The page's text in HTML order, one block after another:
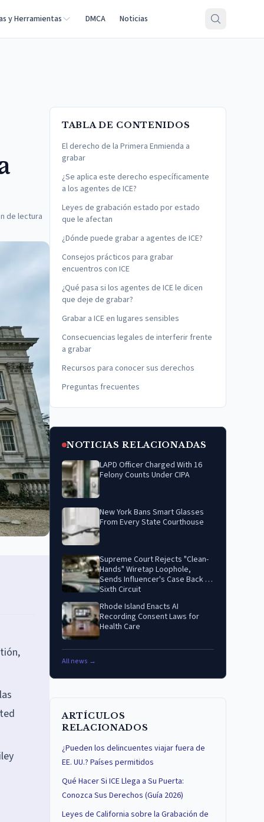
y Herramientas DMCA Noticias
de lectura
TABLA DE CONTENIDOS
El derecho de la Primera Enmienda a
grabar
¿Se aplica este derecho específicamente
a los agentes de ICE?
Leyes de grabación estado por estado
que le afectan
¿Dónde puede grabar a agentes de ICE?
Consejos prácticos para grabar
encuentros con ICE
¿Qué pasa si los agentes de ICE le dicen
que deje de grabar?
Grabar a ICE en lugares sensibles
Consecuencias legales de interferir frente
a grabar
Recursos para conocer sus derechos
Preguntas frecuentes
NOTICIAS RELACIONADAS
LAPD Officer Charged With 16
Felony Counts Under CIPA
New York Bans Smart Glasses
From Every State Courthouse
Supreme Court Rejects "Clean-
Hands" Wiretap Loophole,
Sends Influencer's Case Back to
Sixth Circuit
Rhode Island Enacts AI
Recording Consent Laws for
Health Care
All news →
ARTÍCULOS
RELACIONADOS
¿Pueden los delincuentes viajar fuera de
EE. UU.? Países permitidos
Qué Hacer Si ICE Llega a Su Puerta:
Conozca Sus Derechos (Guía 2026)
Leyes de California sobre la Grabación de